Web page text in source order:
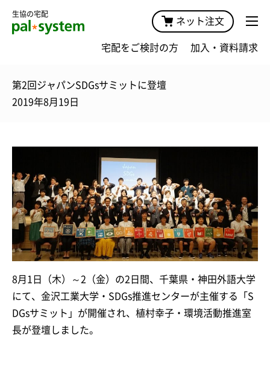
生協の宅配
ネット注文
宅配をご検討の方 加入・資料請求
第2回ジャパンSDGsサミットに登壇
2019年8月19日
8月1日（木）～2（金）の2日間、千葉県・神田外語大学
にて、金沢工業大学・SDGs推進センターが主催する「S
DGsサミット」が開催され、植村幸子・環境活動推進室
長が登壇しました。